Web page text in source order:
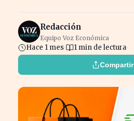
Redacción
Equipo Voz Económica
Hace 1 mes 1 min de lectura
Compartir